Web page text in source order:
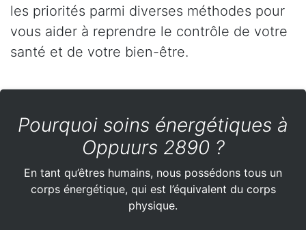
les priorités parmi diverses méthodes pour
vous aider à reprendre le contrôle de votre
santé et de votre bien-être.
Pourquoi soins énergétiques à
Oppuurs 2890 ?
En tant qu’êtres humains, nous possédons tous un
corps énergétique, qui est l’équivalent du corps
physique.